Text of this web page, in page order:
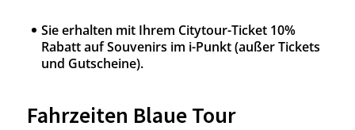
Sie erhalten mit Ihrem Citytour-Ticket 10%
Rabatt auf Souvenirs im i-Punkt (außer Tickets
und Gutscheine).
Fahrzeiten Blaue Tour